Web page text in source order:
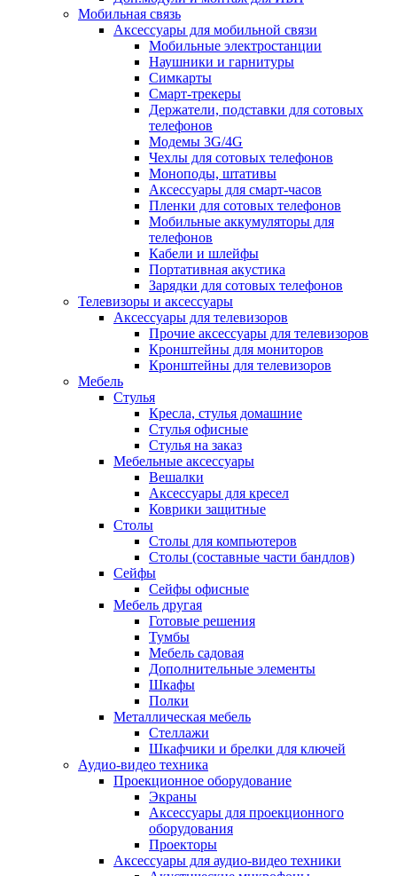
Мобильная связь
Аксессуары для мобильной связи
Мобильные электростанции
Наушники и гарнитуры
Симкарты
Смарт-трекеры
Держатели, подставки для сотовых
телефонов
Модемы 3G/4G
Чехлы для сотовых телефонов
Моноподы, штативы
Аксессуары для смарт-часов
Пленки для сотовых телефонов
Мобильные аккумуляторы для
телефонов
Кабели и шлейфы
Портативная акустика
Зарядки для сотовых телефонов
Телевизоры и аксессуары
Аксессуары для телевизоров
Прочие аксессуары для телевизоров
Кронштейны для мониторов
Кронштейны для телевизоров
Мебель
Стулья
Кресла, стулья домашние
Стулья офисные
Стулья на заказ
Мебельные аксессуары
Вешалки
Аксессуары для кресел
Коврики защитные
Столы
Столы для компьютеров
Столы (составные части бандлов)
Сейфы
Сейфы офисные
Мебель другая
Готовые решения
Тумбы
Мебель садовая
Дополнительные элементы
Шкафы
Полки
Металлическая мебель
Стеллажи
Шкафчики и брелки для ключей
Аудио-видео техника
Проекционное оборудование
Экраны
Аксессуары для проекционного
оборудования
Проекторы
Аксессуары для аудио-видео техники